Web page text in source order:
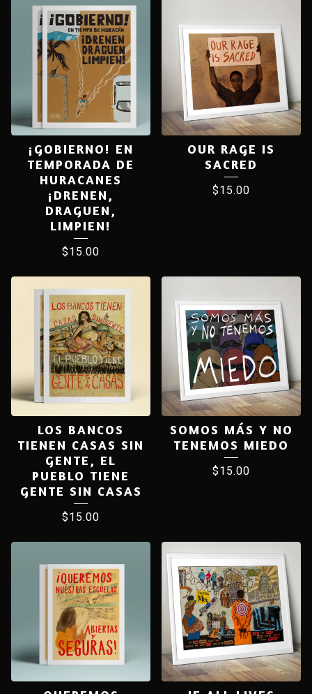
¡GOBIERNO! EN
TEMPORADA DE
HURACANES
¡DRENEN,
DRAGUEN,
LIMPIEN!
$15.00
OUR RAGE IS
SACRED
$15.00
LOS BANCOS
TIENEN CASAS SIN
GENTE, EL
PUEBLO TIENE
GENTE SIN CASAS
$15.00
SOMOS MÁS Y NO
TENEMOS MIEDO
$15.00